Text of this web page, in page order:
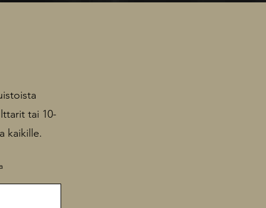
tai 10-
kaikille.